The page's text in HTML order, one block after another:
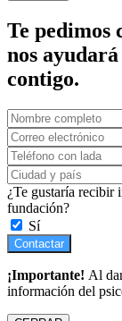
Te pedimos
nos
contigo.
¿Te gustaría recibir
fundación?
Sí
Contactar
¡Importante! Al
información del